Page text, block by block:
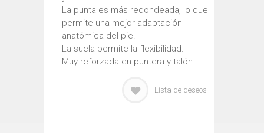
La punta es más redondeada, lo que
permite una mejor adaptación
anatómica del pie.
La suela permite la flexibilidad.
Muy reforzada en puntera y talón.
Lista de deseos